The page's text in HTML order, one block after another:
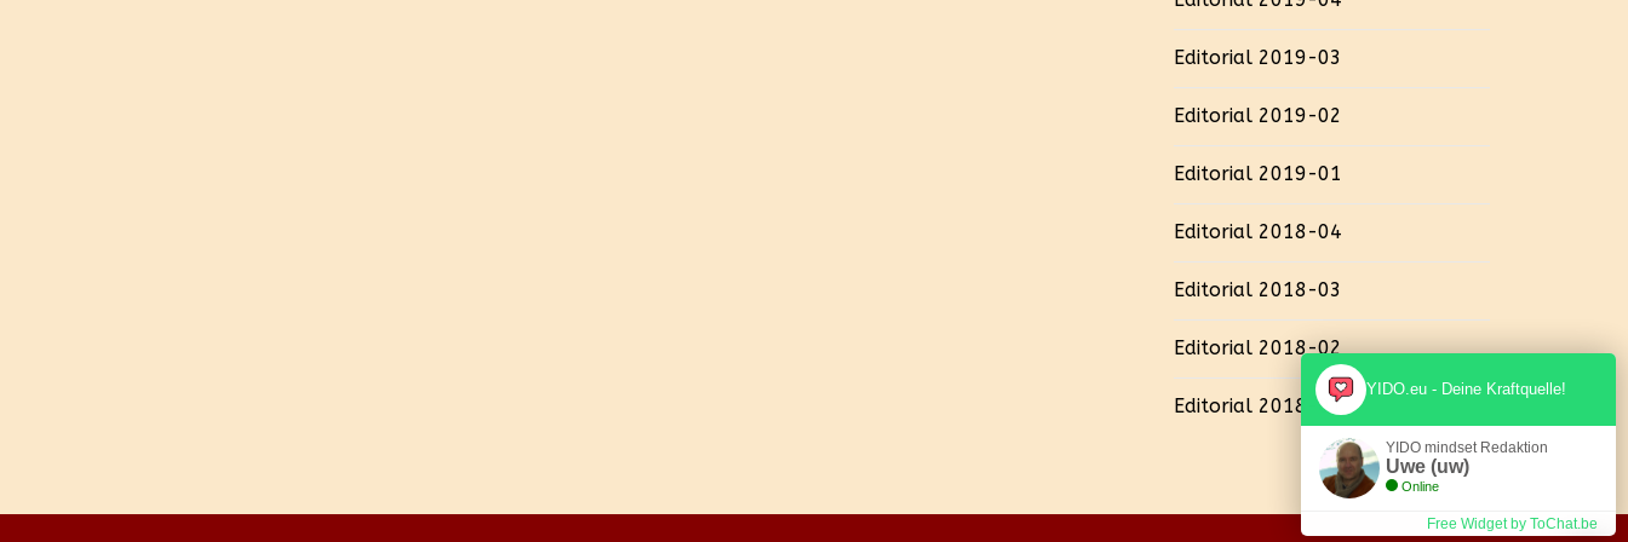
Editorial 2019-03
Editorial 2019-02
Editorial 2019-01
Editorial 2018-04
Editorial 2018-03
Editorial 2018-02
Editorial 2018-01
YIDO.eu - Deine Kraftquelle!
YIDO mindset Redaktion
Uwe (uw)
Online
Free Widget by ToChat.be